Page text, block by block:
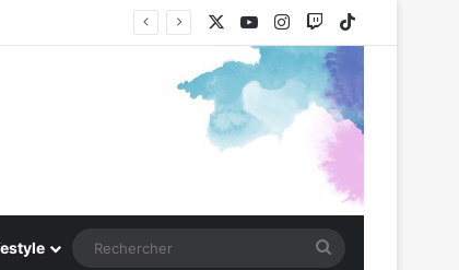
YouTubeInstagram
Twitch